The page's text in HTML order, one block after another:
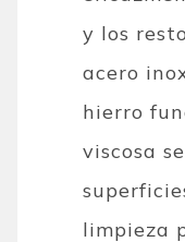
y los
acero
hierro
viscosa
limpieza